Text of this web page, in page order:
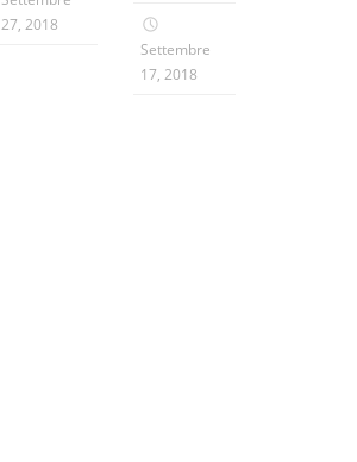
27, 2018
Settembre
17, 2018